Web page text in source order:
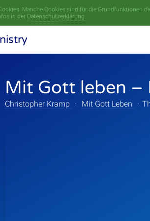
Manche Cookies sind für die Grundfunktionen
in der Datenschutzerklärung.
Mit Gott leben –
Christopher Kramp · Mit Gott Leben ·